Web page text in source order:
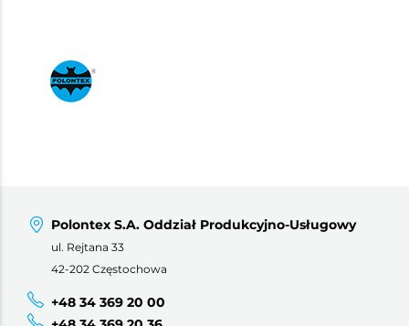
Polontex S.A. Oddział Produkcyjno-Usługowy
ul. Rejtana 33
42-202 Częstochowa
+48 34 369 20 00